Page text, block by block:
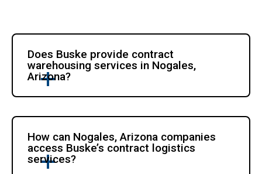
Does Buske provide contract
warehousing services in Nogales,
Arizona?
How can Nogales, Arizona companies
access Buske’s contract logistics
services?